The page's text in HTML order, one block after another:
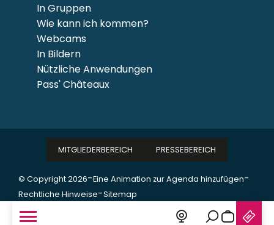
In Gruppen
Wie kann ich kommen?
Webcams
In Bildern
Nützliche Anwendungen
Pass' Châteaux
© Copyright 2026-Eine Animation zur Agenda hinzufügen-
Rechtliche Hinweise-Sitemap
MITGLIEDERBEREICH PRESSEBEREICH